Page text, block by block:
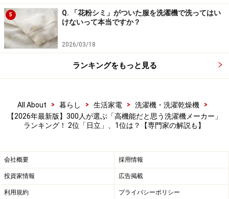
メーカーです。両社とも、高い洗浄力と優れた乾燥性能
を備えた製品を展開しています。
日立は、縦型洗濯乾燥機や全自動洗濯機の分野で高いシ
ォッシュ」といった機能で優れた洗浄力を実現し、ドラ
乾かす「風アイロン」による乾燥機能が高く評価されて
います。また、上位モデルはスマート機能も充実してお
り、さまざまな専用コースをダウンロード可能です。例
らの季節に役立ちますね。
一方、パナソニックは高性能なドラム式洗濯乾燥機と、
使いやすい縦型全自動洗濯機をラインアップしていま
5
Q. 「花粉シミ」がついた服を洗濯機で洗ってはい
けないって本当ですか？
2026/03/18
ランキングをもっと見る
All About > 暮らし > 生活家電 > 洗濯機・洗濯乾燥機
>
【2026年最新版】300人が選ぶ「高機能だと思う洗濯機メーカー」
ランキング！ 2位「日立」、1位は？【専門家の解説も】
会社概要 採用情報
投資家情報 広告掲載
利用規約 プライバシーポリシー